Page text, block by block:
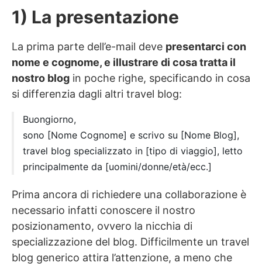
1) La presentazione
⁠La prima parte dell’e-mail deve presentarci con
nome e cognome, e illustrare di cosa tratta il
nostro blog in poche righe, specificando in cosa
si differenzia dagli altri travel blog:
Buongiorno,
sono [Nome Cognome] e scrivo su [Nome Blog],
travel blog specializzato in [tipo di viaggio], letto
principalmente da [uomini/donne/età/ecc.]
Prima ancora di richiedere una collaborazione è
necessario infatti conoscere il nostro
posizionamento, ovvero la nicchia di
specializzazione del blog. Difficilmente un travel
blog generico attira l’attenzione, a meno che